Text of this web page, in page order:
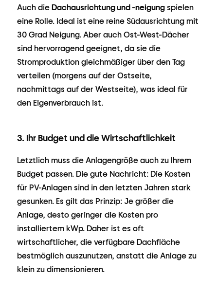
Auch die Dachausrichtung und -neigung spielen
eine Rolle. Ideal ist eine reine Südausrichtung mit
30 Grad Neigung. Aber auch Ost-West-Dächer
sind hervorragend geeignet, da sie die
Stromproduktion gleichmäßiger über den Tag
verteilen (morgens auf der Ostseite,
nachmittags auf der Westseite), was ideal für
den Eigenverbrauch ist.
3. Ihr Budget und die Wirtschaftlichkeit
Letztlich muss die Anlagengröße auch zu Ihrem
Budget passen. Die gute Nachricht: Die Kosten
für PV-Anlagen sind in den letzten Jahren stark
gesunken. Es gilt das Prinzip: Je größer die
Anlage, desto geringer die Kosten pro
installiertem kWp. Daher ist es oft
wirtschaftlicher, die verfügbare Dachfläche
bestmöglich auszunutzen, anstatt die Anlage zu
klein zu dimensionieren.